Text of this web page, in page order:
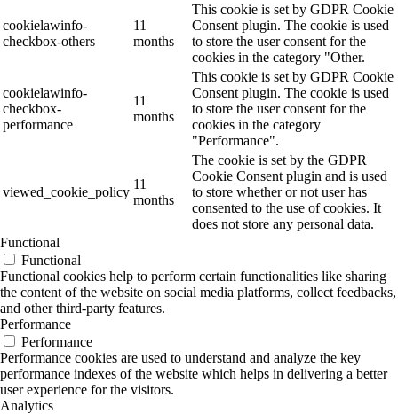
cookielawinfo-
checkbox-others
11
months
This cookie is set by GDPR Cookie
Consent plugin. The cookie is used
to store the user consent for the
cookies in the category "Other.
cookielawinfo-
checkbox-
performance
11
months
This cookie is set by GDPR Cookie
Consent plugin. The cookie is used
to store the user consent for the
cookies in the category
"Performance".
viewed_cookie_policy
11
months
The cookie is set by the GDPR
Cookie Consent plugin and is used
to store whether or not user has
consented to the use of cookies. It
does not store any personal data.
Functional
Functional
Functional cookies help to perform certain functionalities like sharing
the content of the website on social media platforms, collect feedbacks,
and other third-party features.
Performance
Performance
Performance cookies are used to understand and analyze the key
performance indexes of the website which helps in delivering a better
user experience for the visitors.
Analytics